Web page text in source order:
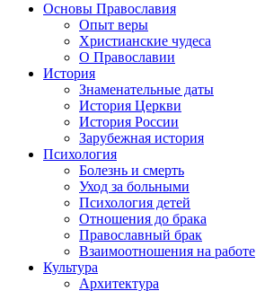
Основы Православия
Опыт веры
Христианские чудеса
О Православии
История
Знаменательные даты
История Церкви
История России
Зарубежная история
Психология
Болезнь и смерть
Уход за больными
Психология детей
Отношения до брака
Православный брак
Взаимоотношения на работе
Культура
Архитектура